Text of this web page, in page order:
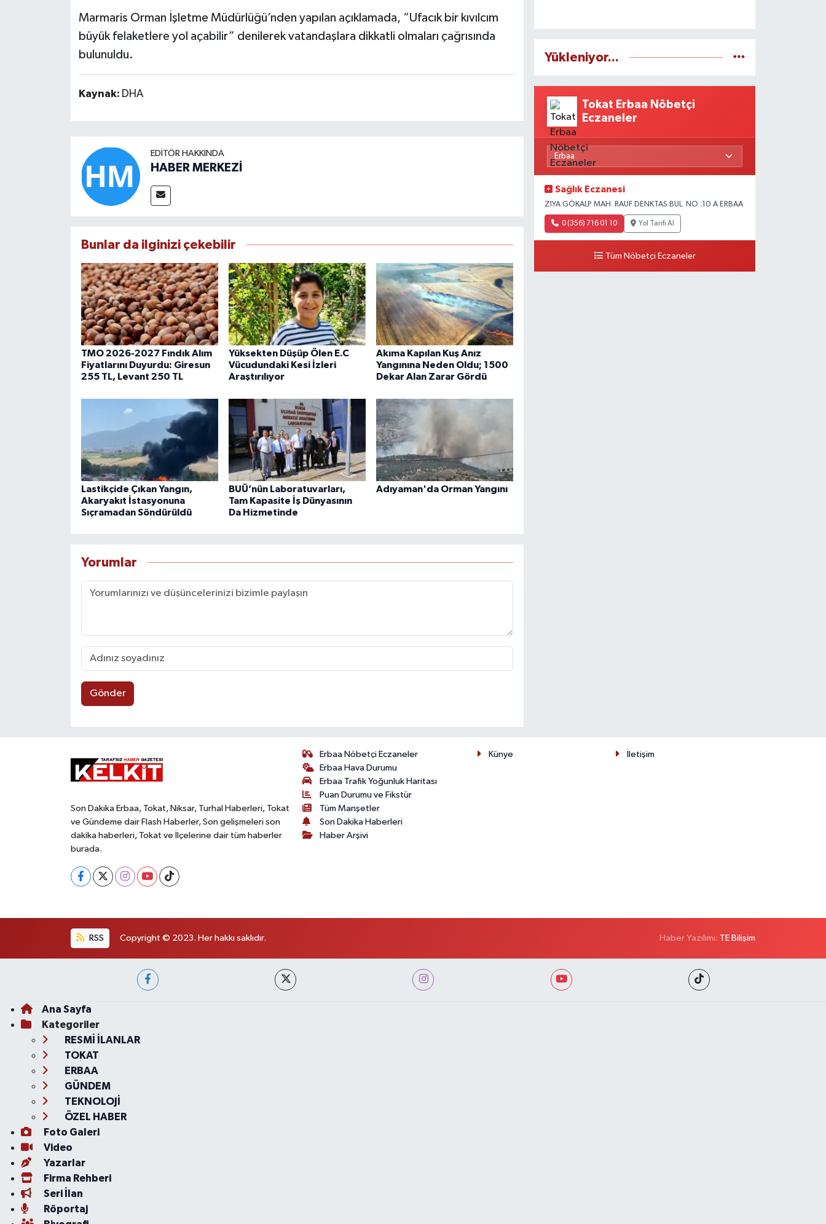
Marmaris Orman İşletme Müdürlüğü’nden yapılan açıklamada, “Ufacık bir kıvılcım
büyük felaketlere yol açabilir” denilerek vatandaşlara dikkatli olmaları çağrısında
bulunuldu.
Kaynak: DHA
EDITÖR HAKKINDA
HABER MERKEZİ
Bunlar da ilginizi çekebilir
TMO 2026-2027 Fındık Alım
Fiyatlarını Duyurdu: Giresun
255 TL, Levant 250 TL
Yüksekten Düşüp Ölen E.C
Vücudundaki Kesi İzleri
Araştırılıyor
Akıma Kapılan Kuş Anız
Yangınına Neden Oldu; 1500
Dekar Alan Zarar Gördü
Lastikçide Çıkan Yangın,
Akaryakıt İstasyonuna
Sıçramadan Söndürüldü
BUÜ’nün Laboratuvarları,
Tam Kapasite İş Dünyasının
Da Hizmetinde
Adıyaman'da Orman Yangını
Yorumlar
Gönder
Yükleniyor...
Tokat Erbaa Nöbetçi
Eczaneler
Sağlık Eczanesi
ZIYA GÖKALP MAH. RAUF DENKTAS BUL. NO :10 A ERBAA
0 (356) 716 01 10 Yol Tarifi Al
Tüm Nöbetçi Eczaneler
Son Dakika Erbaa, Tokat, Niksar, Turhal Haberleri, Tokat
ve Gündeme dair Flash Haberler, Son gelişmeleri son
dakika haberleri, Tokat ve İlçelerine dair tüm haberler
burada.
Erbaa Nöbetçi Eczaneler
Erbaa Hava Durumu
Erbaa Trafik Yoğunluk Haritası
Puan Durumu ve Fikstür
Tüm Manşetler
Son Dakika Haberleri
Haber Arşivi
Künye İletişim
RSS Copyright © 2023. Her hakkı saklıdır. Haber Yazılımı: TE Bilişim
Ana Sayfa
Kategoriler
RESMİ İLANLAR
TOKAT
ERBAA
GÜNDEM
TEKNOLOJİ
ÖZEL HABER
Foto Galeri
Video
Yazarlar
Firma Rehberi
Seri İlan
Röportaj